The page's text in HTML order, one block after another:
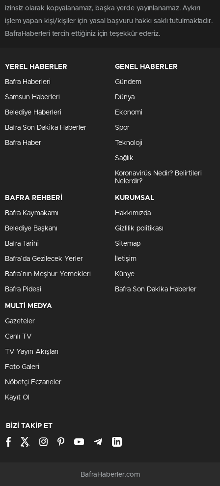
izinsiz olarak kopyalanamaz, başka yerde yayınlanamaz. Aykırı
işlem yapan kişi/kişiler için yasal başvuru hakkı saklı tutulmaktadır.
BafraHaberleri tercih ettiğiniz için teşekkür ederiz.
YEREL HABERLER
Bafra Haberleri
Samsun Haberleri
Belediye Haberleri
Bafra Son Dakika Haberler
Bafra Haber
GENEL HABERLER
Gündem
Dünya
Ekonomi
Spor
Teknoloji
Sağlık
Koronavirüs Nedir? Belirtileri
Nelerdir?
BAFRA REHBERİ
Bafra Kaymakamı
Belediye Başkanı
Bafra Tarihi
Bafra`da Gezilecek Yerler
Bafra`nın Meşhur Yemekleri
Bafra Pidesi
KURUMSAL
Hakkımızda
Gizlilik politikası
Sitemap
İletişim
Künye
Bafra Son Dakika Haberler
MULTİ MEDYA
Gazeteler
Canlı TV
TV Yayın Akışları
Foto Galeri
Nöbetçi Eczaneler
Kayıt Ol
BİZİ TAKİP ET
BafraHaberler.com